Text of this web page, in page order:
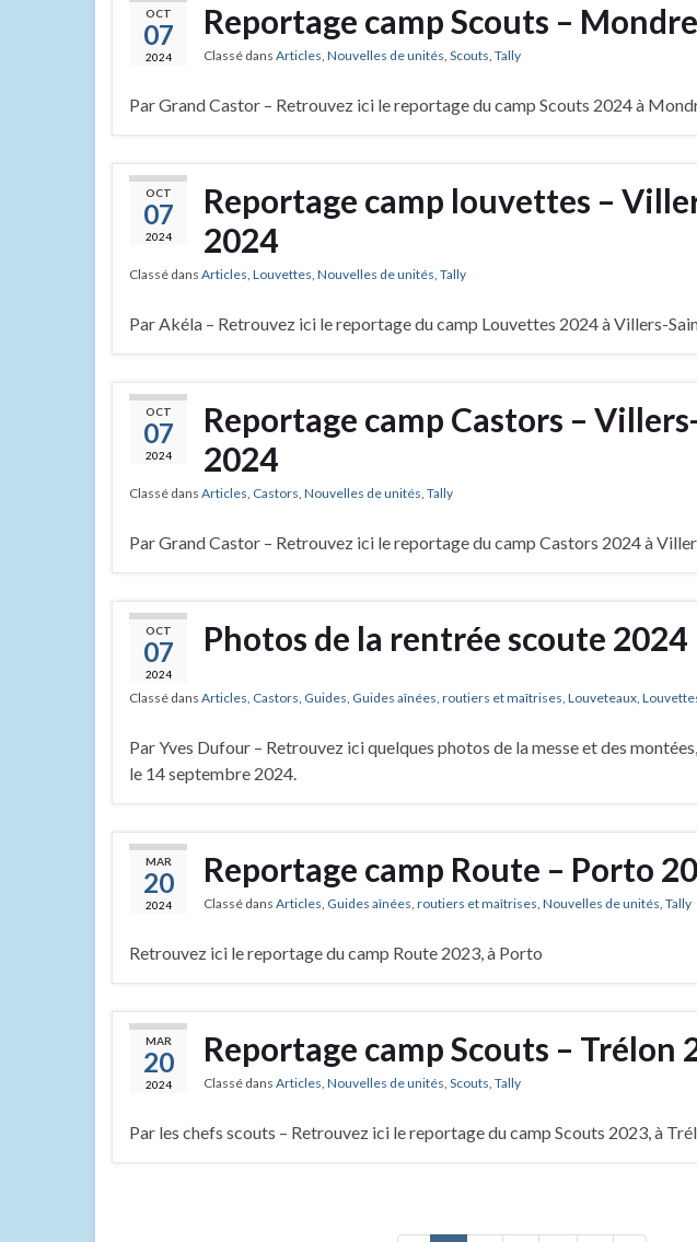
OCT
07
2024
Reportage camp Scouts –
Classé dans Articles, Nouvelles de unités, Scouts, Tally
Par Grand Castor – Retrouvez ici le reportage du camp Scouts 2024 à
OCT
07
2024
Reportage camp louvettes –
2024
Classé dans Articles, Louvettes, Nouvelles de unités, Tally
Par Akéla – Retrouvez ici le reportage du camp Louvettes 2024 à Villers-
OCT
07
2024
Reportage camp Castors –
2024
Classé dans Articles, Castors, Nouvelles de unités, Tally
Par Grand Castor – Retrouvez ici le reportage du camp Castors 2024 à
OCT
07
2024
Photos de la rentrée scoute 2024
Classé dans Articles, Castors, Guides, Guides aînées, routiers et maîtrises, Louveteaux,
Par Yves Dufour – Retrouvez ici quelques photos de la messe et des
le 14 septembre 2024.
MAR
20
2024
Reportage camp Route – Porto
Classé dans Articles, Guides aînées, routiers et maîtrises, Nouvelles de unités, Tally
Retrouvez ici le reportage du camp Route 2023, à Porto
MAR
20
2024
Reportage camp Scouts – Trélon
Classé dans Articles, Nouvelles de unités, Scouts, Tally
Par les chefs scouts – Retrouvez ici le reportage du camp Scouts 2023, à